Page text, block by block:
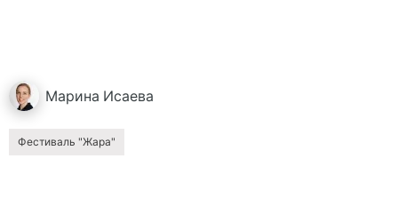
Марина Исаева
Фестиваль "Жара"